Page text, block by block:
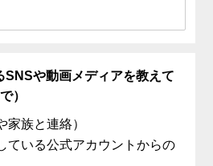
SNSや動画メディアを教えて
）
家族と連絡）
ている公式アカウントからの